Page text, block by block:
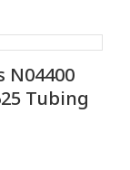
N04400
Tubing